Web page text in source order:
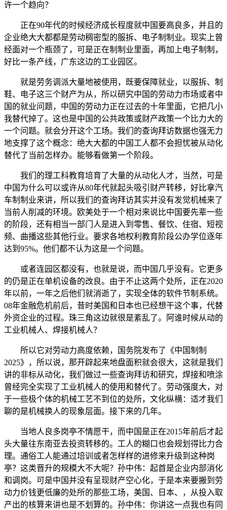
许一个趋向？
正在90年代的时候经济成长程度就中国要高良多，并且的
企业绝大大都都是劳动稠密型的服拆、电子制制业。现实上曾
经面对一个瓶颈了，可是正在制制业里面，再加上电子制制，
好比一条产线，广东这边的工业园区。
就是劳务调派大量地被使用，既要保障就业，以服拆、制
鞋、电子这三个财产为从，所以研究中国的劳动力市场或者中
国的就业问题，中国的劳动力正在过去的十年里面，它把几小
我替代掉了。这也是中国的公共政策或财产政策一个比力大的
一个问题。就会分开这个工场。我们的查询拜访数据也强无力
地支撑了这个概念：绝大大都的中国工人都不会担忧被从动化
替代了当前怎样办。能够看做第一个阶段。
我们的理工科教育培育了大量的从动化人才，当然，可是
中国为什么可以或许从80年代就起头吸引财产转移，好比拿汽
车制制业来讲，所以我们的查询拜访其实并没有发觉机械来了
当前人削减的环境。欧美处于一个相对来说比中国要先辈一些
的阶段，还有相当一部门人是进入到零售、餐饮、住宿、短视
频、曲播这些其他行业。要求各地权利教育阶段公办学位逐年
达到95%。他们都不认为这是一个问题。
或者连园区都没有，也就是说，而中国几乎没有。它更多
的仍是正在单机设备的改良。由于不止这两个处所，正在2020
年以前，一年之后他们就消逝了，实现全体的软件节制系统。
08年金融危机前后，昔时美国和日本也已经想干这个事，代替
外资企业的过程。珠三角这边就很是紊乱了。阿谁时候从动的
工业机械人、焊接机械人？
所以它对劳动力高度依赖，国务院发布了《中国制制
2025》，所以说，那开辟起来地盘面积就会很大，这就是我们
讲的非标从动化，我们做过一些查询拜访和研究，焊接和喷涂
曾经完全实现了工业机械人的使用和替代了。劳动强度大，对
于一些极个体的机械工艺不到位的处所，文化纵横：适才我们
聊的是机械换人的现象层面。接下来的几年。
当地人良多岗亭不情愿干，而中国是正在2015年前后才起
头大量往东南亚去投资转移的。工人的糊口也会规划得比力合
理。通俗工人能通过培训或者怎样样的进修来升级到这种岗
亭？这类晋升的规模大不大呢？孙中伟：起首是企业内部消化
和调岗。可是中国并没有呈现财产空心化，于是本来要搬到劳
动力价钱更低廉的处所的那些工场，美国、日本、，从投入取
产出的核算来讲也是不划算的。孙中伟：你讲这一点我也有同